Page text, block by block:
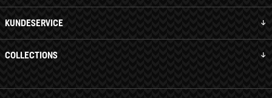
KUNDESERVICE
COLLECTIONS